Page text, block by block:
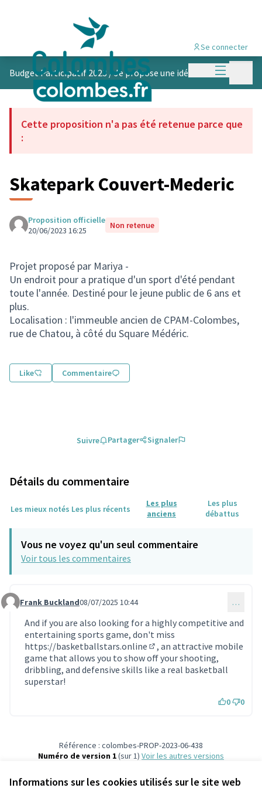
Informations sur les cookies utilisés sur le site web
Menu
Se connecter
Budget Participatif 2023 /Je propose une idée
Cette proposition n'a pas été retenue parce que
:
Skatepark Couvert-Mederic
Proposition officielle
20/06/2023 16:25
Non retenue
Projet proposé par Mariya -
Un endroit pour a pratique d'un sport d'été pendant
toute l'année. Destiné pour le jeune public de 6 ans et
plus.
Localisation : l'immeuble ancien de CPAM-Colombes,
rue de Chatou, à côté du Square Médéric.
Like Commentaire
Suivre Partager Signaler
Détails du commentaire
Les mieux notés Les plus récents
Les plus
anciens
Les plus
débattus
Vous ne voyez qu'un seul commentaire
Voir tous les commentaires
Commentaire 1848
Frank Buckland08/07/2025 10:44 …
And if you are also looking for a highly competitive and
entertaining sports game, don't miss
https://basketballstars.online
(Lien externe)
, an attractive mobile
game that allows you to show off your shooting,
dribbling, and defensive skills like a real basketball
superstar!
0 0
Référence : colombes-PROP-2023-06-438
Numéro de version 1(sur 1)
voir les autres versions